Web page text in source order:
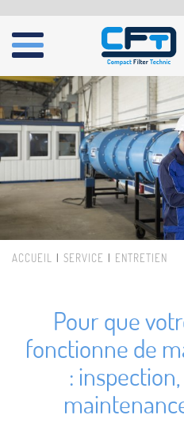
ACCUEIL SERVICE ENTRETIEN
Pour que
fonctionne de
: